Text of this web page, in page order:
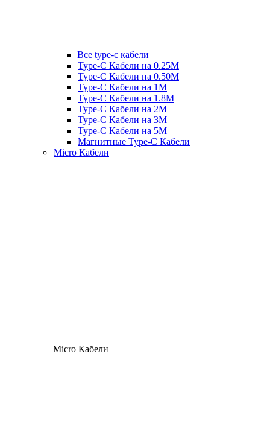
Все type-c кабели
Type-C Кабели на 0.25М
Type-C Кабели на 0.50М
Type-C Кабели на 1М
Type-C Кабели на 1.8М
Type-C Кабели на 2М
Type-C Кабели на 3М
Type-C Кабели на 5М
Магнитные Type-C Кабели
Micro Кабели
Micro Кабели